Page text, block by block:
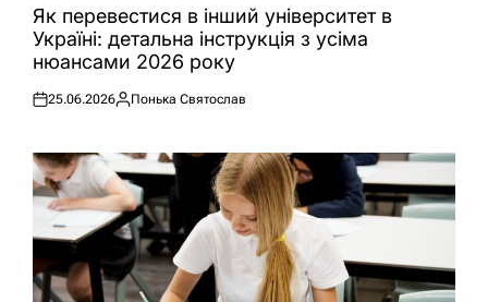
УЯк перевестися в інший університет в
Україні: детальна інструкція з усіма
нюансами 2026 року
Оприлюднено
25.06.2026
Опубліковано
Понька Святослав